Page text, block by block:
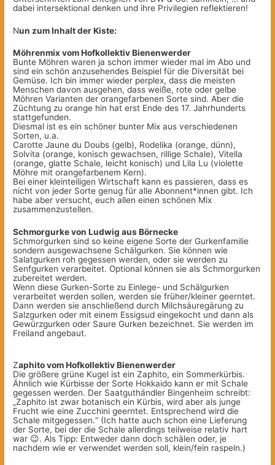
dabei intersektional denken und ihre Privilegien reflektieren!
Nun zum Inhalt der Kiste:
Möhrenmix vom Hofkollektiv Bienenwerder
Bunte Möhren waren ja schon immer wieder mal im Abo und
sind ein schön anzusehendes Beispiel für die Diversität bei
Gemüse. Ich bin immer wieder perplex, dass die meisten
Menschen davon ausgehen, dass weiße, rote oder gelbe
Möhren Varianten der orangefarbenen Sorte sind. Aber die
Züchtung zu orange hin hat erst Ende des 17. Jahrhunderts
stattgefunden.
Diesmal ist es ein schöner bunter Mix aus verschiedenen
Sorten, u.a.
Carotte Jaune du Doubs (gelb), Rodelika (orange, dünn),
Solvita (orange, konisch gewachsen, rillige Schale), Vitella
(orange, glatte Schale, leicht konisch) und Lila Lu (violette
Möhre mit orangefarbenem Kern).
Bei einer kleinteiligen Wirtschaft kann es passieren, dass es
nicht von jeder Sorte genug für alle Abonnent*innen gibt. Ich
habe aber versucht, euch allen einen schönen Mix
zusammenzustellen.
Schmorgurke von Ludwig aus Börnecke
Schmorgurken sind so keine eigene Sorte der Gurkenfamilie
sondern ausgewachsene Schälgurken. Sie können wie
Salatgurken roh gegessen werden, oder sie werden zu
Senfgurken verarbeitet. Optional können sie als Schmorgurken
zubereitet werden.
Wenn diese Gurken-Sorte zu Einlege- und Schälgurken
verarbeitet werden sollen, werden sie früher/kleiner geerntet.
Dann werden sie anschließend durch Milchsäuregärung zu
Salzgurken oder mit einem Essigsud eingekocht und dann als
Gewürzgurken oder Saure Gurken bezeichnet. Sie werden im
Freiland angebaut.
Zaphito vom Hofkollektiv Bienenwerder
Die größere grüne Kugel ist ein Zaphito, ein Sommerkürbis.
Ähnlich wie Kürbisse der Sorte Hokkaido kann er mit Schale
gegessen werden. Der Saatguthändler Bingenheim schreibt:
„Zaphito ist zwar botanisch ein Kürbis, wird aber als junge
Frucht wie eine Zucchini geerntet. Entsprechend wird die
Schale mitgegessen.“ (Ich hatte auch schon eine Lieferung
der Sorte, bei der die Schale allerdings teilweise relativ hart
war 😉. Als Tipp: Entweder dann doch schälen oder, je
nachdem wie er verwendet werden soll, klein/fein raspeln.)